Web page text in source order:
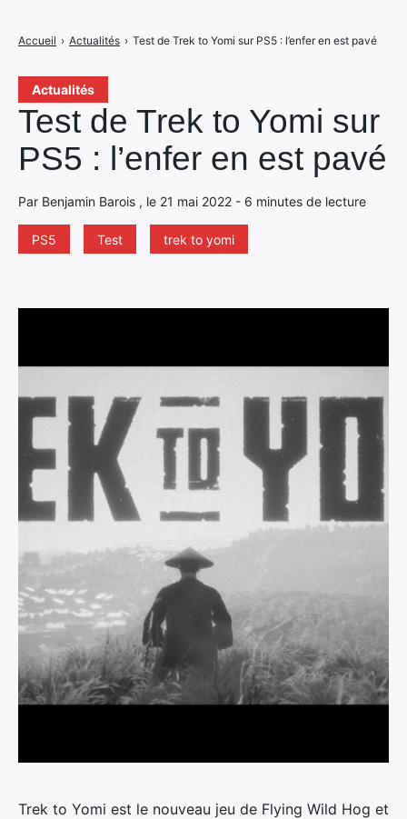
Actualités
Test de Trek to Yomi sur
PS5 : l’enfer en est pavé
Par Benjamin Barois , le 21 mai 2022 - 6 minutes de lecture
PS5 Test trek to yomi
Accueil › Actualités › Test de Trek to Yomi sur PS5 : l’enfer en est pavé
Trek to Yomi est le nouveau jeu de Flying Wild Hog et